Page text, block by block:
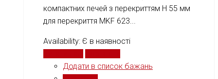
компактних печей з перекриттям H 55 мм
для перекриття MKF 623...
Availability: Є в наявності
Додати в список бажань